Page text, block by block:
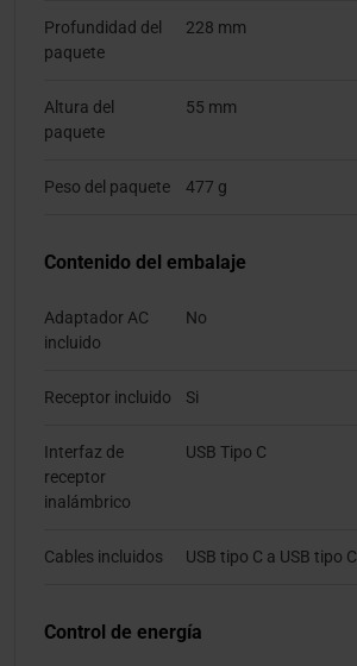
Profundidad del
paquete
228 mm
Altura del
paquete
55 mm
Peso del paquete 477 g
Contenido del embalaje
Adaptador AC
incluido
No
Receptor incluido Si
Interfaz de
receptor
inalámbrico
USB Tipo C
Cables incluidos USB tipo C a USB tipo C
Control de energía